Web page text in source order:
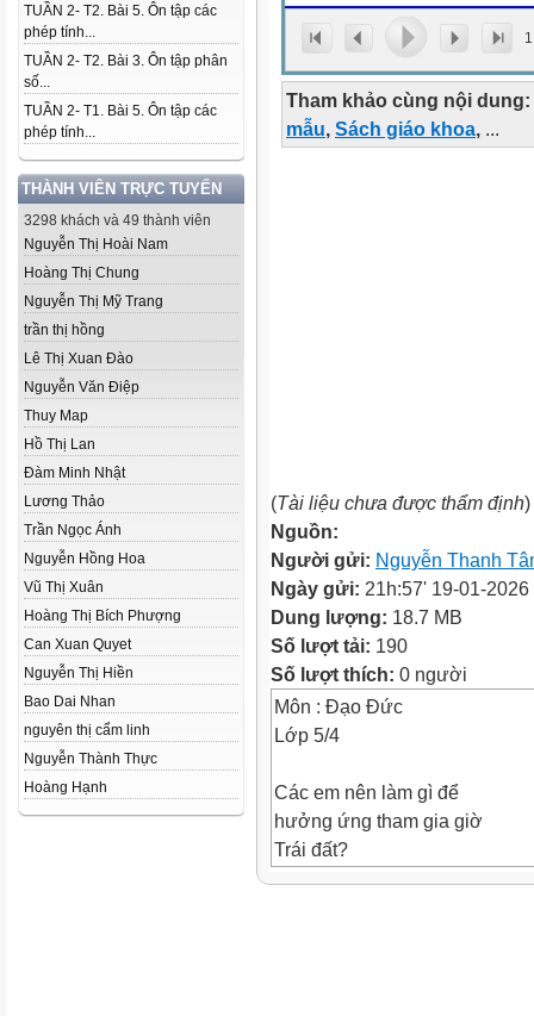
TUẦN 2- T2. Bài 5. Ôn tập các
phép tính...
TUẦN 2- T2. Bài 3. Ôn tập phân
số...
TUẦN 2- T1. Bài 5. Ôn tập các
phép tính...
THÀNH VIÊN TRỰC TUYẾN
3298 khách và 49 thành viên
Nguyễn Thị Hoài Nam
Hoàng Thị Chung
Nguyễn Thị Mỹ Trang
trần thị hồng
Lê Thị Xuan Đào
Nguyễn Văn Điệp
Thuy Map
Hồ Thị Lan
Đàm Minh Nhật
Lương Thảo
Trần Ngọc Ánh
Nguyễn Hồng Hoa
Vũ Thị Xuân
Hoàng Thị Bích Phượng
Can Xuan Quyet
Nguyễn Thị Hiền
Bao Dai Nhan
nguyên thị cẩm linh
Nguyễn Thành Thực
Hoàng Hạnh
1
Tham khảo cùng nội dung:
mẫu, Sách giáo khoa, ...
(Tài liệu chưa được thẩm định)
Nguồn:
Người gửi: Nguyễn Thanh
Ngày gửi: 21h:57' 19-01-2026
Dung lượng: 18.7 MB
Số lượt tải: 190
Số lượt thích: 0 người
Môn : Đạo Đức
Lớp 5/4
Các em nên làm gì để
hưởng ứng tham gia giờ
Trái đất?